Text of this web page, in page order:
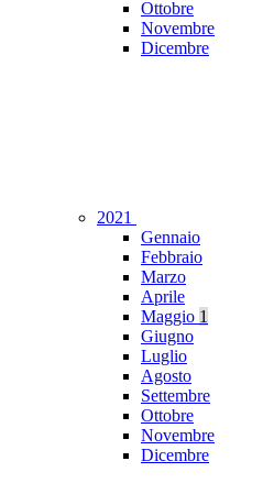
Ottobre
Novembre
Dicembre
2021
Gennaio
Febbraio
Marzo
Aprile
Maggio 1
Giugno
Luglio
Agosto
Settembre
Ottobre
Novembre
Dicembre